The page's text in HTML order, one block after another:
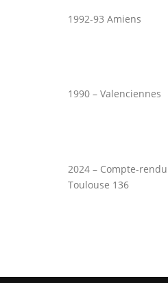
1992-93 Amiens
1990 – Valenciennes
2024 – Compte-
Toulouse 136